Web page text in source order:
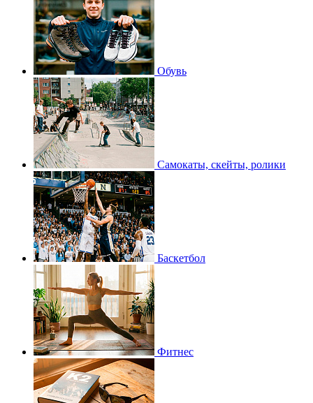
Обувь
Самокаты, скейты, ролики
Баскетбол
Фитнес